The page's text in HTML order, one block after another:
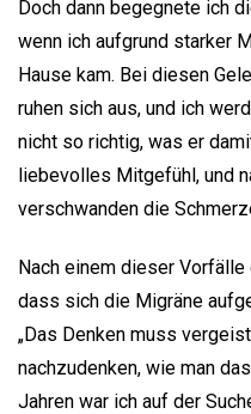
Doch dann begegnete ich
wenn ich aufgrund starker
Hause kam. Bei diesen
ruhen sich aus, und ich
nicht so richtig, was er
liebevolles Mitgefühl, und
verschwanden die
Nach einem dieser
dass sich die Migräne
„Das Denken muss
nachzudenken, wie man
Jahren war ich auf der